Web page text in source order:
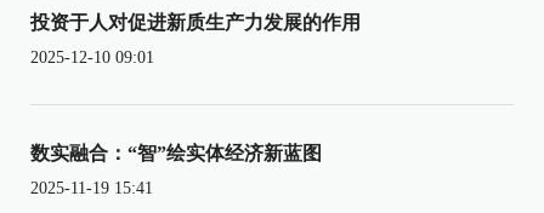
投资于人对促进新质生产力发展的作用
2025-12-10 09:01
数实融合：“智”绘实体经济新蓝图
2025-11-19 15:41